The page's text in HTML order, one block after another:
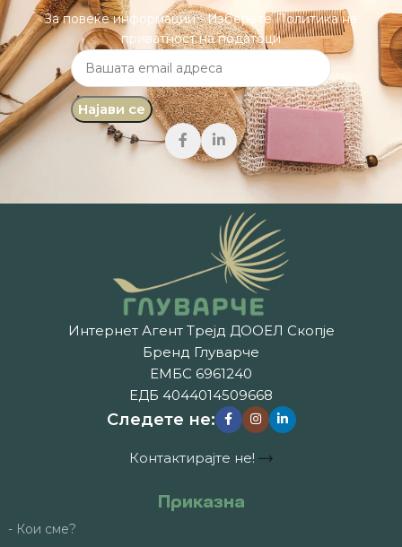
За повеќе информации - Изберете Политика на
приватност на податоци
Интернет Агент Трејд ДООЕЛ Скопје
Бренд Глуварче
ЕМБС 6961240
ЕДБ 4044014509668
Следете не:
Контактирајте не!
Приказна
- Кои сме?